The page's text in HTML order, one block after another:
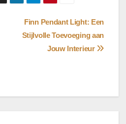
Finn Pendant Light: Een
Stijlvolle Toevoeging aan
Jouw Interieur